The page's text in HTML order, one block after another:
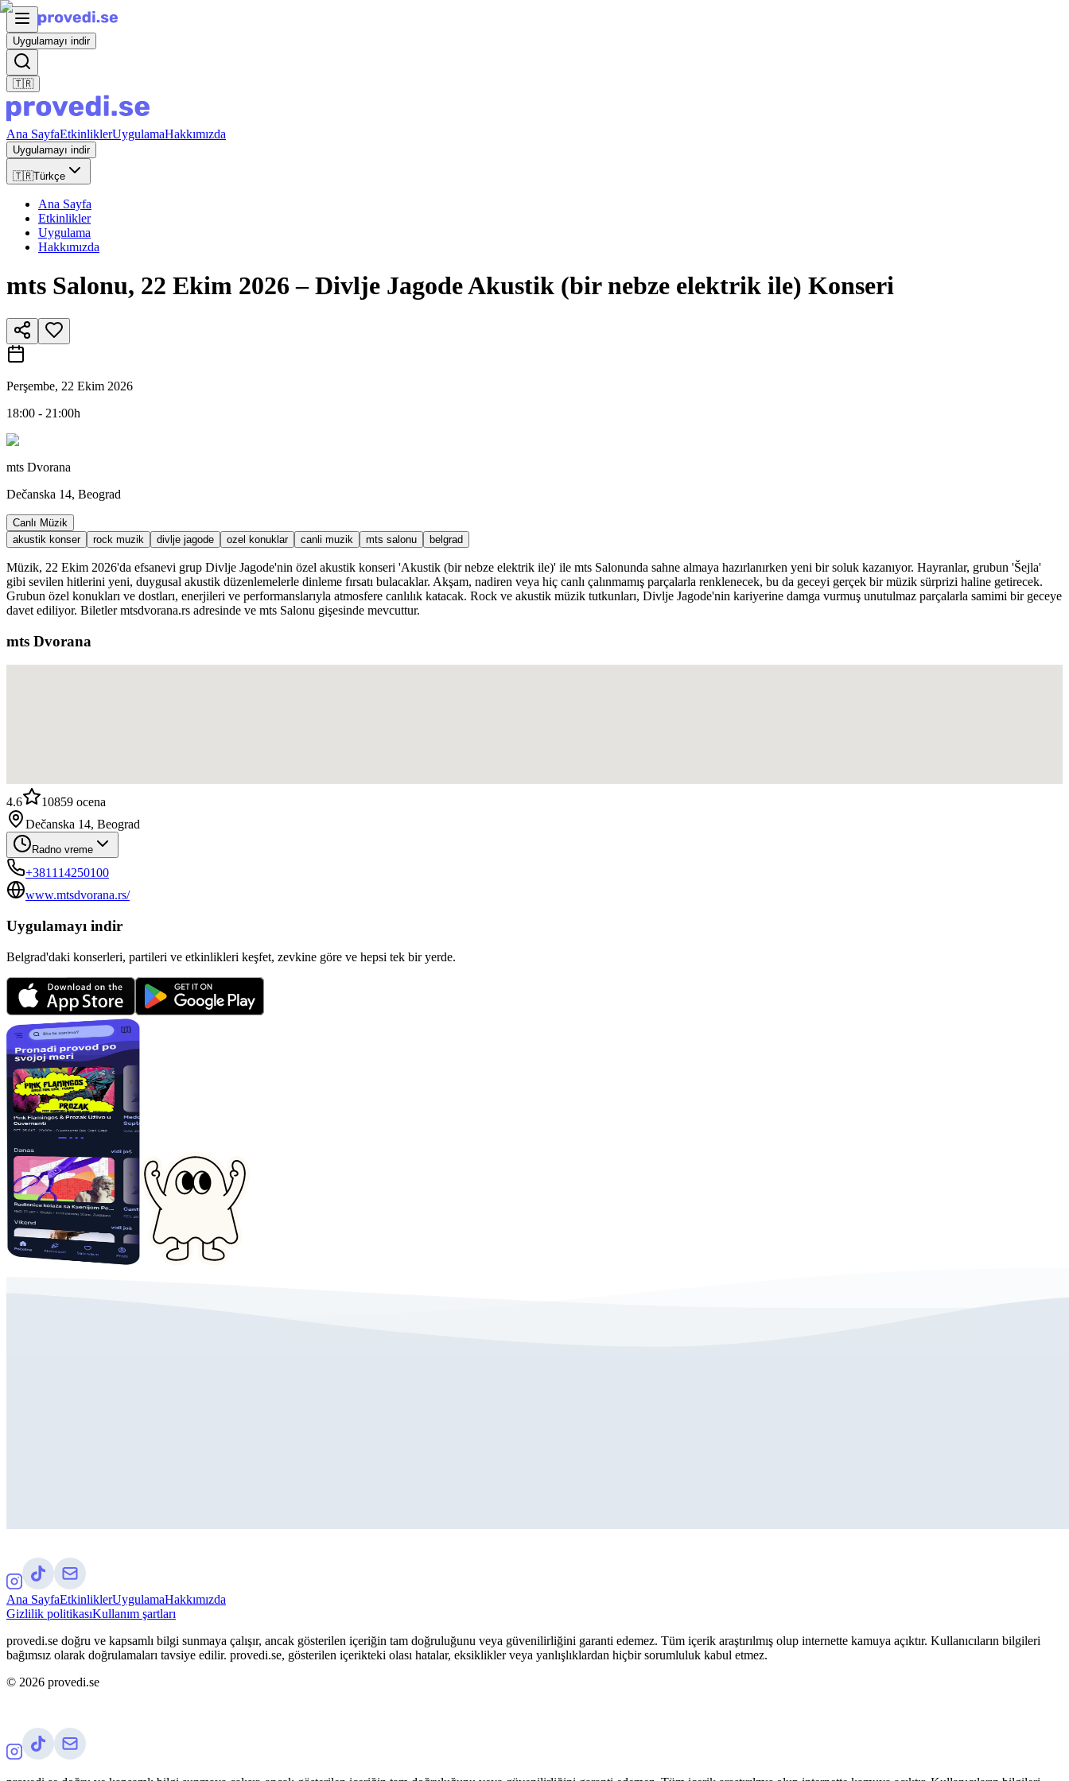
Uygulamayı indir
🇹🇷
Ana SayfaEtkinliklerUygulamaHakkımızda
Uygulamayı indir
🇹🇷Türkçe
Ana Sayfa
Etkinlikler
Uygulama
Hakkımızda
mts Salonu, 22 Ekim 2026 – Divlje Jagode Akustik (bir nebze elektrik ile) Konseri
Perşembe, 22 Ekim 2026
18:00 - 21:00h
mts Dvorana
Dečanska 14, Beograd
Canlı Müzik
akustik konser
rock muzik divlje jagode ozel konuklar canli muzik mts salonu belgrad
Müzik, 22 Ekim 2026'da efsanevi grup Divlje Jagode'nin özel akustik konseri 'Akustik (bir nebze elektrik ile)' ile mts Salonunda sahne almaya hazırlanırken yeni bir soluk kazanıyor. Hayranlar, grubun 'Šejla'
gibi sevilen hitlerini yeni, duygusal akustik düzenlemelerle dinleme fırsatı bulacaklar. Akşam, nadiren veya hiç canlı çalınmamış parçalarla renklenecek, bu da geceyi gerçek bir müzik sürprizi haline getirecek.
Grubun özel konukları ve dostları, enerjileri ve performanslarıyla atmosfere canlılık katacak. Rock ve akustik müzik tutkunları, Divlje Jagode'nin kariyerine damga vurmuş unutulmaz parçalarla samimi bir geceye
davet ediliyor. Biletler mtsdvorana.rs adresinde ve mts Salonu gişesinde mevcuttur.
mts Dvorana
4.6 10859 ocena
Dečanska 14, Beograd
Radno vreme
+381114250100
www.mtsdvorana.rs/
Uygulamayı indir
Belgrad'daki konserleri, partileri ve etkinlikleri keşfet, zevkine göre ve hepsi tek bir yerde.
Ana SayfaEtkinliklerUygulamaHakkımızda
Gizlilik politikasıKullanım şartları
provedi.se doğru ve kapsamlı bilgi sunmaya çalışır, ancak gösterilen içeriğin tam doğruluğunu veya güvenilirliğini garanti edemez. Tüm içerik araştırılmış olup internette kamuya açıktır. Kullanıcıların bilgileri
bağımsız olarak doğrulamaları tavsiye edilir. provedi.se, gösterilen içerikteki olası hatalar, eksiklikler veya yanlışlıklardan hiçbir sorumluluk kabul etmez.
© 2026 provedi.se